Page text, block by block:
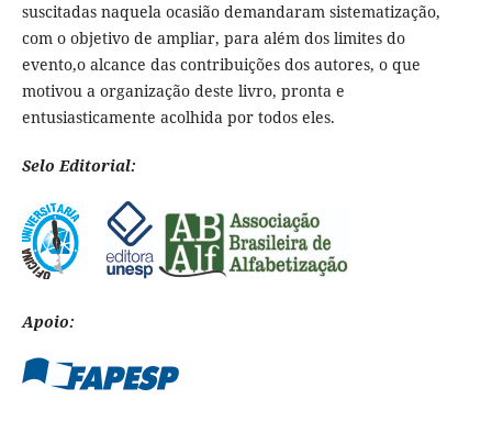
suscitadas naquela ocasião demandaram sistematização,
com o objetivo de ampliar, para além dos limites do
evento,o alcance das contribuições dos autores, o que
motivou a organização deste livro, pronta e
entusiasticamente acolhida por todos eles.
Selo Editorial:
Apoio: